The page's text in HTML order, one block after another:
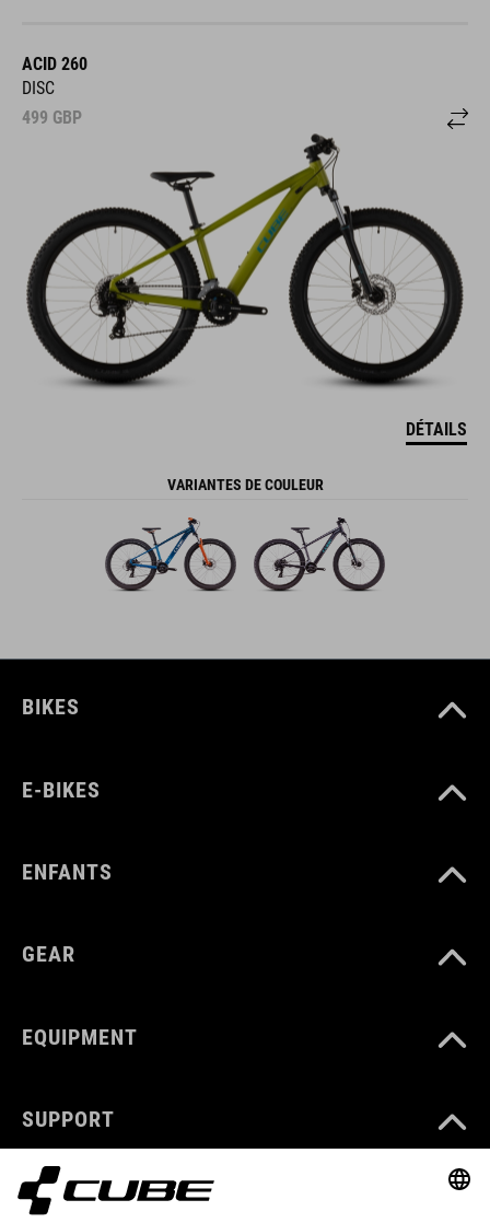
ACID 260
DISC
499 GBP
DÉTAILS
VARIANTES DE COULEUR
BIKES
E-BIKES
ENFANTS
GEAR
EQUIPMENT
SUPPORT
ABOUT US